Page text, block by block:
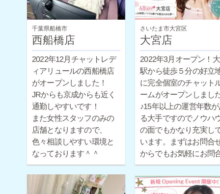
千葉県船橋市
西船橋店
2022年12月チャットレデ
ィアリュールの西船橋店
がオープンしました！
JRからも京成からも近く
通勤しやすいです！
また女性スタッフのみの
店舗となりますので、
色々相談しやすい環境と
なっております＾＾
さいたま市大宮区
大宮店
2022年3月オープン！
駅から徒歩５分の好立
に完全個室のチャット
ームがオープンしまし
♪15年以上の運営年数
る大手ですのでノウハ
の面でもかなり充実し
います。まずはお問合
からでもお気軽にお問
せください。
ほとんどの女性が未経
からのスタートですが